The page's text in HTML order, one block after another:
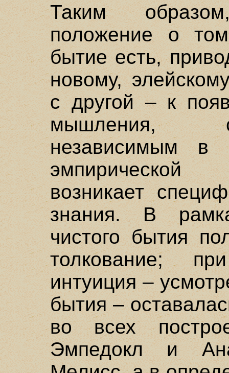
Таким
положение о
бытие есть,
новому,
с другой – к
мышления,
независимым в
эмпирической
возникает
знания. В
чистого бытия
толкование;
интуиция –
бытия –
во всех
Эмпедокл и